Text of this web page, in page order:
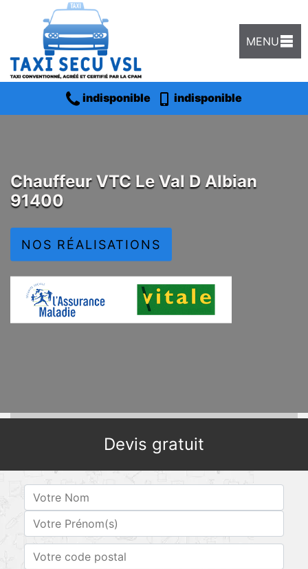
MENU
indisponible indisponible
Chauffeur VTC Le Val D Albian
91400
NOS RÉALISATIONS
Devis gratuit